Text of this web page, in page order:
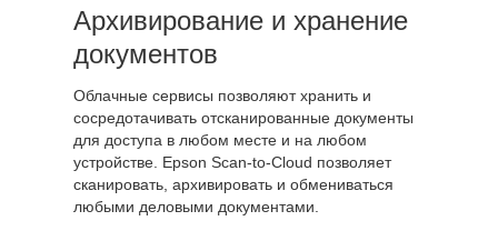
Архивирование и хранение
документов
Облачные сервисы позволяют хранить и
сосредотачивать отсканированные документы
для доступа в любом месте и на любом
устройстве. Epson Scan-to-Cloud позволяет
сканировать, архивировать и обмениваться
любыми деловыми документами.